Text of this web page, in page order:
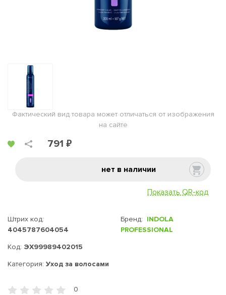
Фактический вид товара может отличаться от изображения
на сайте
791 ₽
нет в наличии
Показать QR-код
Штрих код:
4045787604054
Код: ЭХ99989402015
Бренд: INDOLA
PROFESSIONAL
Категория: Уход за волосами
0